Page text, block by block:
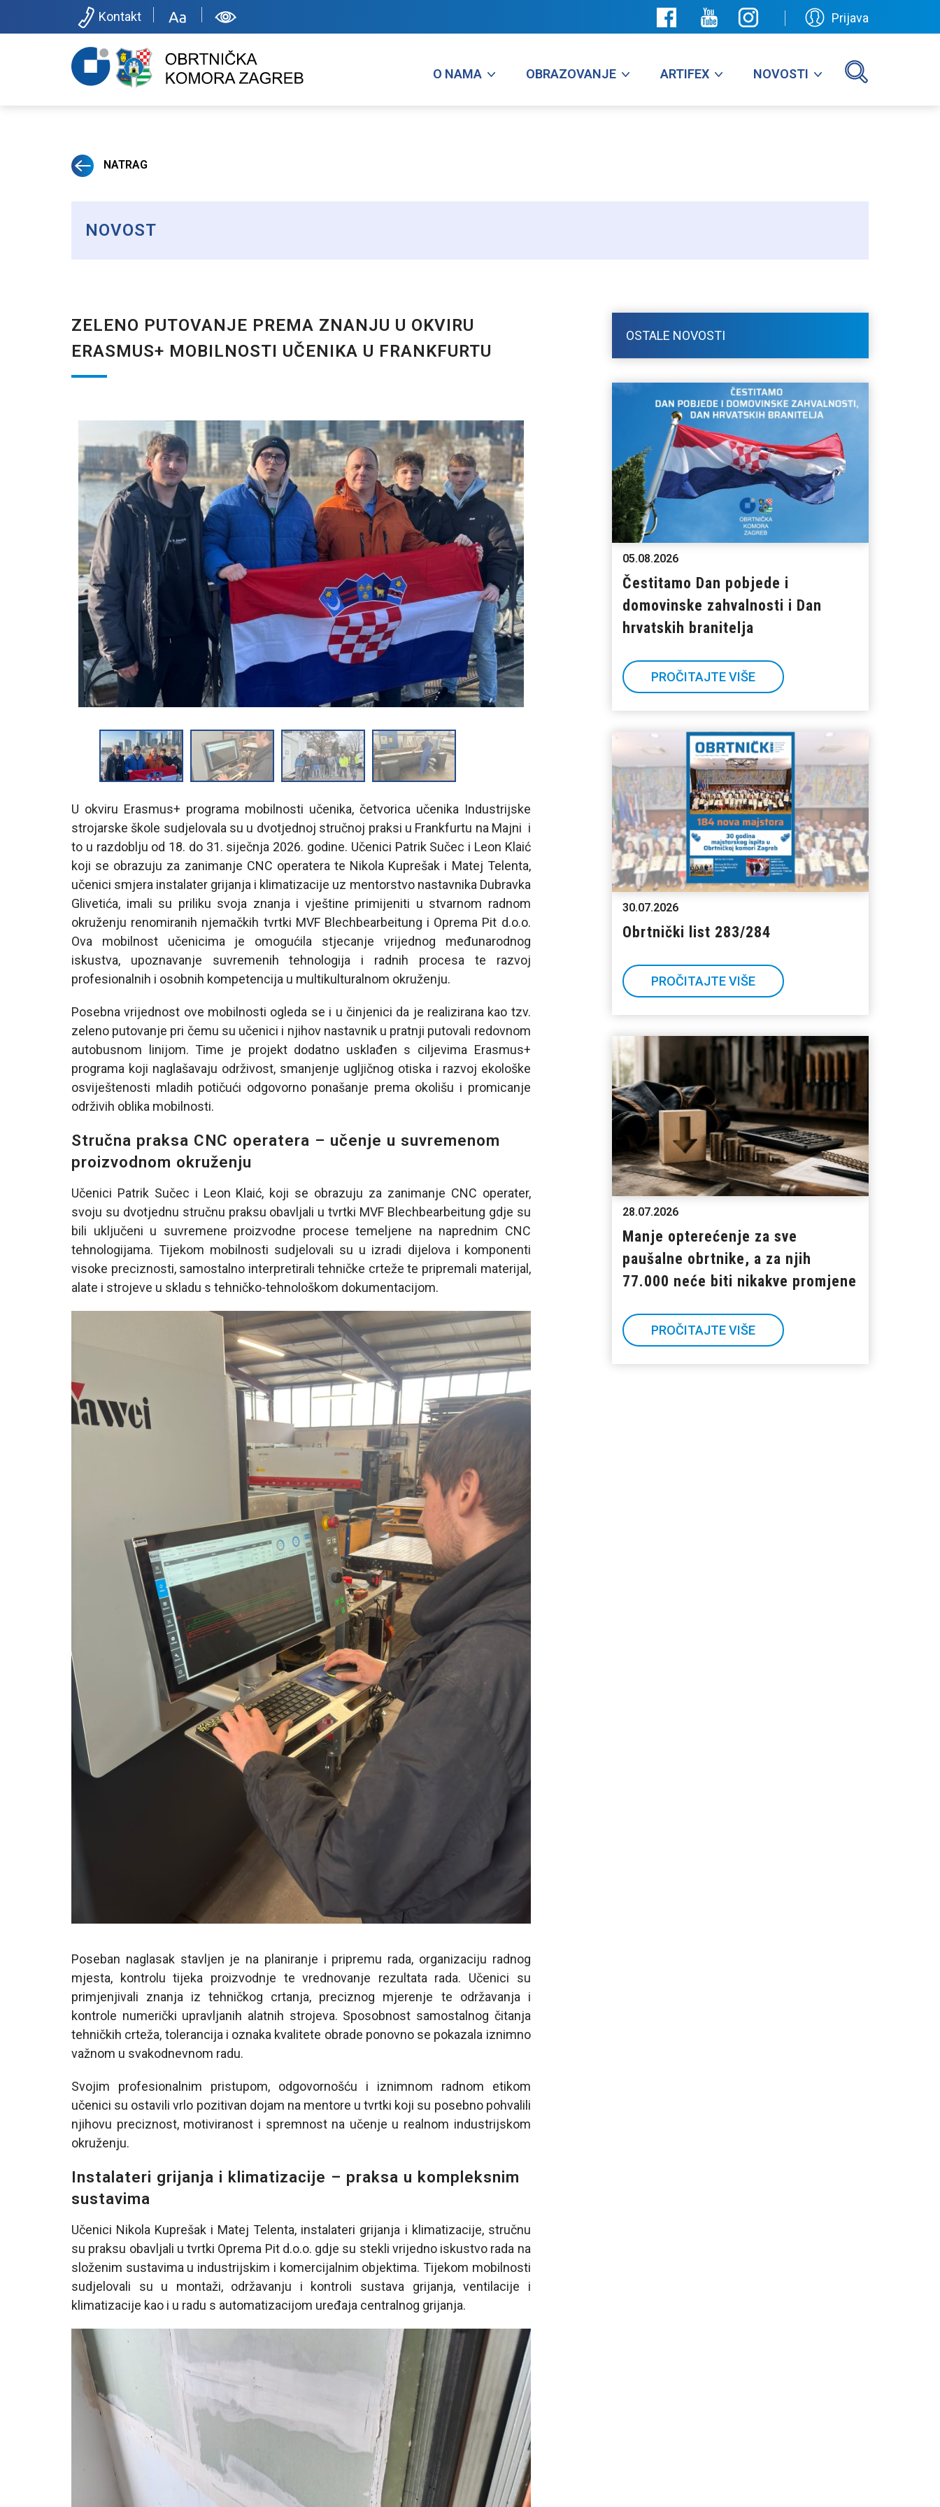
Kontakt Prijava
O NAMA OBRAZOVANJE ARTIFEX NOVOSTI
NATRAG
NOVOST
ZELENO PUTOVANJE PREMA ZNANJU U OKVIRU
ERASMUS+ MOBILNOSTI UČENIKA U FRANKFURTU
U okviru Erasmus+ programa mobilnosti učenika, četvorica učenika Industrijske
strojarske škole sudjelovala su u dvotjednoj stručnoj praksi u Frankfurtu na Majni i
to u razdoblju od 18. do 31. siječnja 2026. godine. Učenici Patrik Sučec i Leon Klaić
koji se obrazuju za zanimanje CNC operatera te Nikola Kuprešak i Matej Telenta,
učenici smjera instalater grijanja i klimatizacije uz mentorstvo nastavnika Dubravka
Glivetića, imali su priliku svoja znanja i vještine primijeniti u stvarnom radnom
okruženju renomiranih njemačkih tvrtki MVF Blechbearbeitung i Oprema Pit d.o.o.
Ova mobilnost učenicima je omogućila stjecanje vrijednog međunarodnog
iskustva, upoznavanje suvremenih tehnologija i radnih procesa te razvoj
profesionalnih i osobnih kompetencija u multikulturalnom okruženju.
Posebna vrijednost ove mobilnosti ogleda se i u činjenici da je realizirana kao tzv.
zeleno putovanje pri čemu su učenici i njihov nastavnik u pratnji putovali redovnom
autobusnom linijom. Time je projekt dodatno usklađen s ciljevima Erasmus+
programa koji naglašavaju održivost, smanjenje ugljičnog otiska i razvoj ekološke
osviještenosti mladih potičući odgovorno ponašanje prema okolišu i promicanje
održivih oblika mobilnosti.
Stručna praksa CNC operatera – učenje u suvremenom
proizvodnom okruženju
Učenici Patrik Sučec i Leon Klaić, koji se obrazuju za zanimanje CNC operater,
svoju su dvotjednu stručnu praksu obavljali u tvrtki MVF Blechbearbeitung gdje su
bili uključeni u suvremene proizvodne procese temeljene na naprednim CNC
tehnologijama. Tijekom mobilnosti sudjelovali su u izradi dijelova i komponenti
visoke preciznosti, samostalno interpretirali tehničke crteže te pripremali materijal,
alate i strojeve u skladu s tehničko-tehnološkom dokumentacijom.
Poseban naglasak stavljen je na planiranje i pripremu rada, organizaciju radnog
mjesta, kontrolu tijeka proizvodnje te vrednovanje rezultata rada. Učenici su
primjenjivali znanja iz tehničkog crtanja, preciznog mjerenje te održavanja i
kontrole numerički upravljanih alatnih strojeva. Sposobnost samostalnog čitanja
tehničkih crteža, tolerancija i oznaka kvalitete obrade ponovno se pokazala iznimno
važnom u svakodnevnom radu.
Svojim profesionalnim pristupom, odgovornošću i iznimnom radnom etikom
učenici su ostavili vrlo pozitivan dojam na mentore u tvrtki koji su posebno pohvalili
njihovu preciznost, motiviranost i spremnost na učenje u realnom industrijskom
okruženju.
Instalateri grijanja i klimatizacije – praksa u kompleksnim
sustavima
Učenici Nikola Kuprešak i Matej Telenta, instalateri grijanja i klimatizacije, stručnu
su praksu obavljali u tvrtki Oprema Pit d.o.o. gdje su stekli vrijedno iskustvo rada na
složenim sustavima u industrijskim i komercijalnim objektima. Tijekom mobilnosti
sudjelovali su u montaži, održavanju i kontroli sustava grijanja, ventilacije i
klimatizacije kao i u radu s automatizacijom uređaja centralnog grijanja.
OSTALE NOVOSTI
05.08.2026
Čestitamo Dan pobjede i
domovinske zahvalnosti i Dan
hrvatskih branitelja
PROČITAJTE VIŠE
30.07.2026
Obrtnički list 283/284
PROČITAJTE VIŠE
28.07.2026
Manje opterećenje za sve
paušalne obrtnike, a za njih
77.000 neće biti nikakve promjene
PROČITAJTE VIŠE